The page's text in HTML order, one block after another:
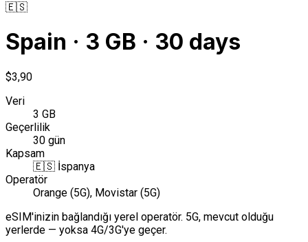
🇪🇸
Spain · 3 GB · 30 days
$3,90
Veri
3 GB
Geçerlilik
30 gün
Kapsam
🇪🇸 İspanya
Operatör
Orange (5G), Movistar (5G)
eSIM'inizin bağlandığı yerel operatör. 5G, mevcut olduğu
yerlerde — yoksa 4G/3G'ye geçer.